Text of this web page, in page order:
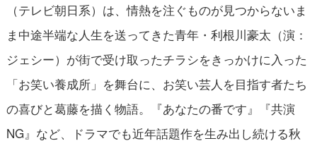
（テレビ朝日系）は、情熱を注ぐものが見つからないま
ま中途半端な人生を送ってきた青年・利根川豪太（演：
ジェシー）が街で受け取ったチラシをきっかけに入った
「お笑い養成所」を舞台に、お笑い芸人を目指す者たち
の喜びと葛藤を描く物語。『あなたの番です』『共演
NG』など、ドラマでも近年話題作を生み出し続ける秋